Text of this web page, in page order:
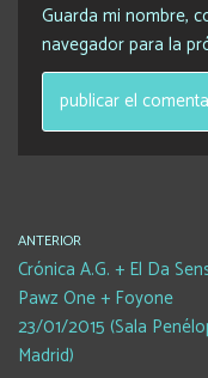
Guarda mi nombre,
navegador para la
ANTERIOR
Crónica A.G. + El Da
Pawz One + Foyone
23/01/2015 (Sala
Madrid)